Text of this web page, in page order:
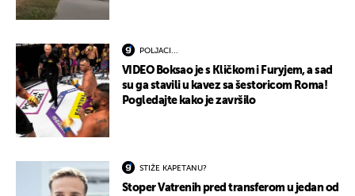
POLJACI...
VIDEO Boksao je s Kličkom i Furyjem, a sad
su ga stavili u kavez sa šestoricom Roma!
Pogledajte kako je završilo
STIŽE KAPETANU?
Stoper Vatrenih pred transferom u jedan od